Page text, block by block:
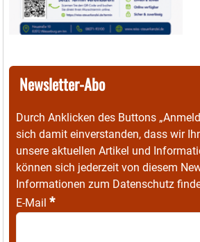
Newsletter-Abo
Durch Anklicken des Buttons
sich damit einverstanden, dass wir
unsere aktuellen Artikel und
können sich jederzeit von diesem
Informationen zum Datenschutz
E-Mail *